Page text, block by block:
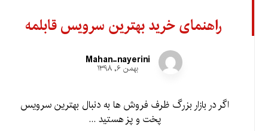
راهنمای خرید بهترین سرویس قابلمه
Mahan-nayerini
بهمن ۶, ۱۳۹۸
اگر در بازار بزرگ ظرف فروش ها به دنبال بهترین سرویس
پخت و پز هستید ...